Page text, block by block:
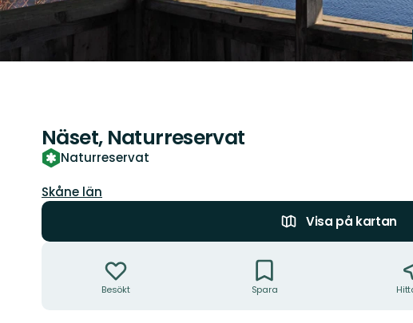
Näset, Naturreservat
Naturreservat
Län:
Skåne län
Visa på kartan
Besökt Spara